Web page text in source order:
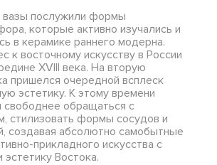
послужили формы
которые активно изучались и
в керамике раннего модерна.
к восточному искусству в России
XVIII века. На вторую
пришелся очередной всплеск
эстетику. К этому времени
свободнее обращаться с
стилизовать формы сосудов и
создавая абсолютно самобытные
прикладного искусства с
Востока.